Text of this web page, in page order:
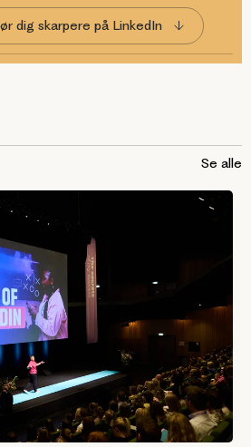
dig skarpere på LinkedIn
Se alle